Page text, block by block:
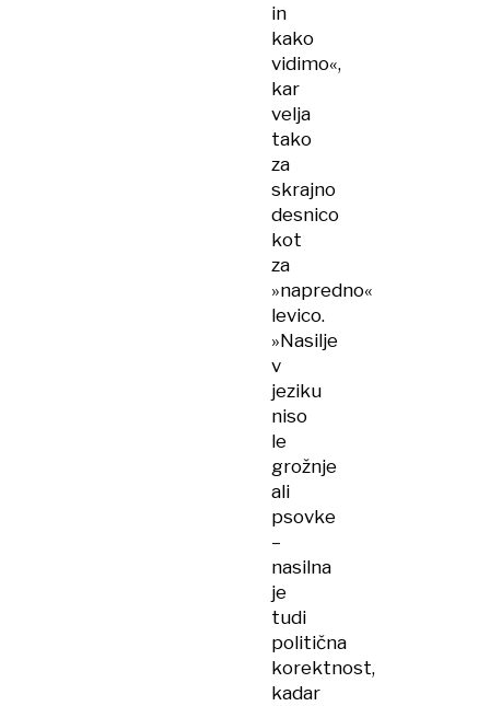
in
kako
vidimo«,
kar
velja
tako
za
skrajno
desnico
kot
za
»napredno«
levico.
»Nasilje
v
jeziku
niso
le
grožnje
ali
psovke
–
nasilna
je
tudi
politična
korektnost,
kadar